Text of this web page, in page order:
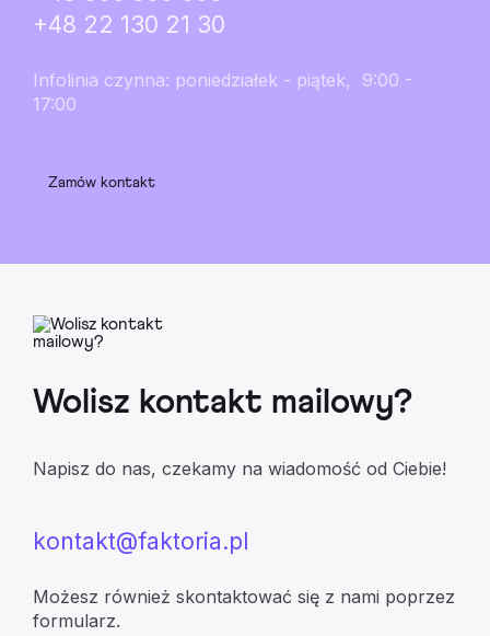
+48 22 130 21 30
Infolinia czynna: poniedziałek - piątek, 9:00 -
17:00
Zamów kontakt
Wolisz kontakt mailowy?
Napisz do nas, czekamy na wiadomość od Ciebie!
kontakt@faktoria.pl
Możesz również skontaktować się z nami poprzez
formularz.